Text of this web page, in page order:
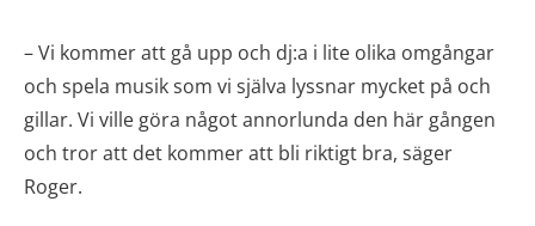
– Vi kommer att gå upp och dj:a i lite olika omgångar
och spela musik som vi själva lyssnar mycket på och
gillar. Vi ville göra något annorlunda den här gången
och tror att det kommer att bli riktigt bra, säger
Roger.